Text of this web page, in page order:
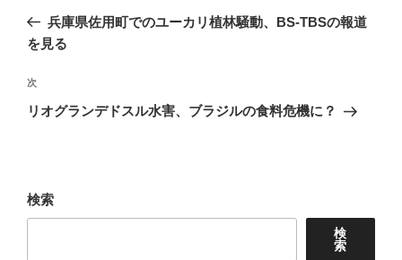
稿
ナ
ゲ
ー
ン
の
投
兵庫県佐用町でのユーカリ植林騒動、BS-TBSの報道
を見る
次
の
次
リオグランデドスル水害、ブラジルの食料危機に？
検索
検
索